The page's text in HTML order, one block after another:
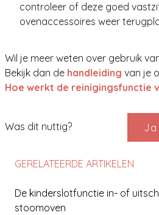
controleer of deze goed
ovenaccessoires weer
Wil je meer weten over gebruik
Bekijk dan de handleiding van je
Hoe werkt de reinigingsfunctie
Was dit nuttig? Ja
GERELATEERDE ARTIKELEN
De kinderslotfunctie in- of
stoomoven